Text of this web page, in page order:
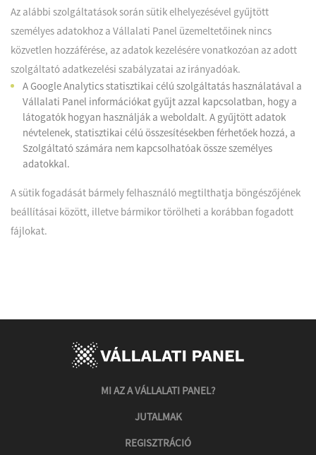
Az alábbi szolgáltatások során sütik elhelyezésével gyűjtött
személyes adatokhoz a Vállalati Panel üzemeltetőinek nincs
közvetlen hozzáférése, az adatok kezelésére vonatkozóan az adott
szolgáltató adatkezelési szabályzatai az irányadóak.
A Google Analytics statisztikai célú szolgáltatás használatával a
Vállalati Panel információkat gyűjt azzal kapcsolatban, hogy a
látogatók hogyan használják a weboldalt. A gyűjtött adatok
névtelenek, statisztikai célú összesítésekben férhetőek hozzá, a
Szolgáltató számára nem kapcsolhatóak össze személyes
adatokkal.
A sütik fogadását bármely felhasználó megtilthatja böngészőjének
beállításai között, illetve bármikor törölheti a korábban fogadott
fájlokat.
MI AZ A VÁLLALATI PANEL?
JUTALMAK
REGISZTRÁCIÓ